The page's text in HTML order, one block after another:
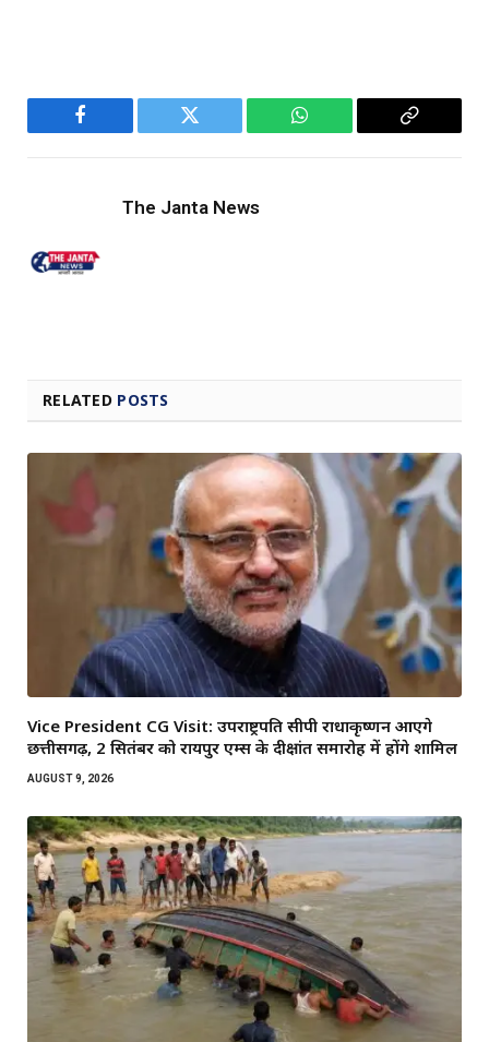
Facebook Twitter WhatsApp
Copy
The Janta News
RELATED POSTS
Vice President CG Visit: उपराष्ट्रपति सीपी राधाकृष्णन आएंगे
छत्तीसगढ़, 2 सितंबर को रायपुर एम्स के दीक्षांत समारोह में होंगे शामिल
AUGUST 9, 2026